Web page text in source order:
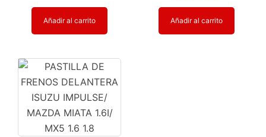
Añadir al carrito Añadir al carrito